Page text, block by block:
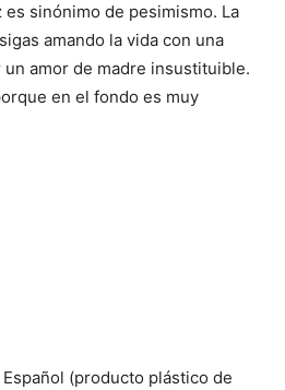
sinónimo de pesimismo. La
amando la vida con una
un amor de madre insustituible.
en el fondo es muy
(producto plástico de